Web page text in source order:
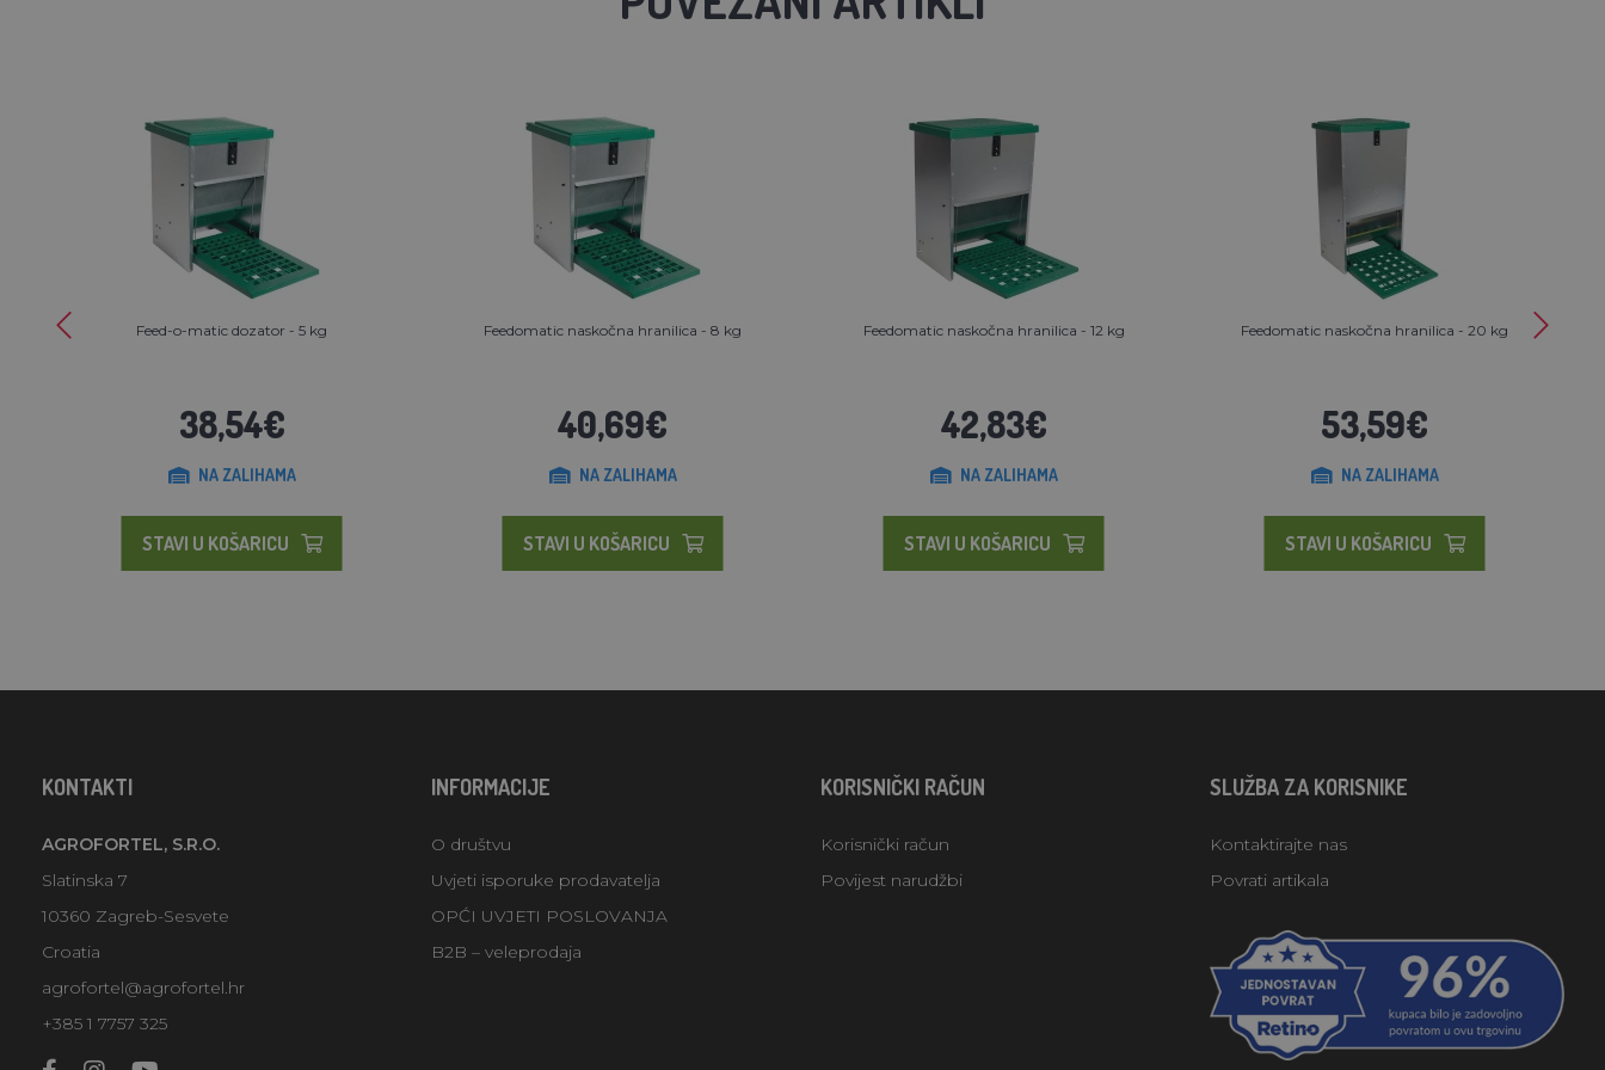
Feed-o-matic dozator - 5 kg
38,54€
NA ZALIHAMA
STAVI U KOŠARICU
Feedomatic naskočna hranilica - 8 kg
40,69€
NA ZALIHAMA
STAVI U KOŠARICU
Feedomatic naskočna hranilica - 12 kg
42,83€
NA ZALIHAMA
STAVI U KOŠARICU
Feedomatic naskočna hranilica - 20 kg
53,59€
NA ZALIHAMA
STAVI U KOŠARICU
KONTAKTI
AGROFORTEL, S.R.O.
Slatinska 7
10360 Zagreb-Sesvete
Croatia
agrofortel@agrofortel.hr
+385 1 7757 325
INFORMACIJE
O društvu
Uvjeti isporuke prodavatelja
OPĆI UVJETI POSLOVANJA
B2B – veleprodaja
KORISNIČKI RAČUN
Korisnički račun
Povijest narudžbi
SLUŽBA ZA KORISNIKE
Kontaktirajte nas
Povrati artikala